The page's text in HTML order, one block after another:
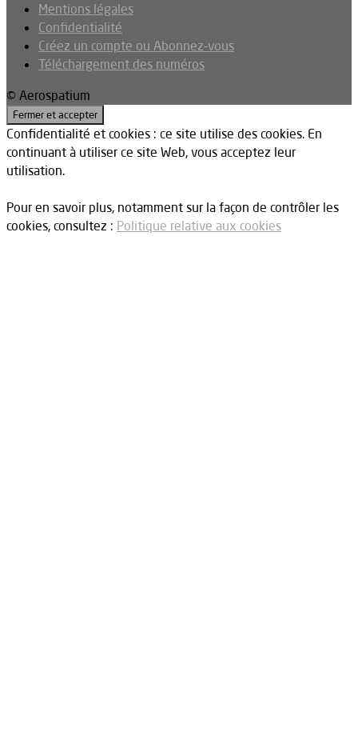
Mentions légales
Confidentialité
Créez un compte ou Abonnez-vous
Téléchargement des numéros
© Aerospatium
Confidentialité et cookies : ce site utilise des cookies. En
continuant à utiliser ce site Web, vous acceptez leur
utilisation.
Pour en savoir plus, notamment sur la façon de contrôler les
cookies, consultez : Politique relative aux cookies